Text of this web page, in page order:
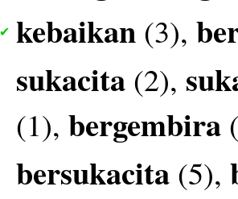
✔ kebaikan (3),
sukacita (2),
(1), bergembira
bersukacita (5),